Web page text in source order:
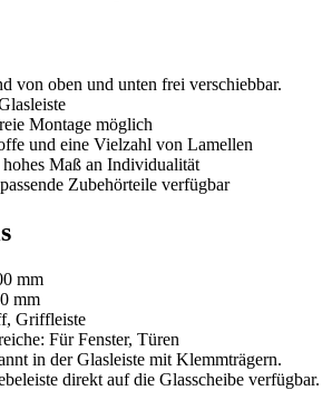
von oben und unten frei verschiebbar.
Montage möglich
und eine Vielzahl von Lamellen
Maß an Individualität
Zubehörteile verfügbar
mm
mm
Griffleiste
Für Fenster, Türen
in der Glasleiste mit Klemmträgern.
direkt auf die Glasscheibe verfügbar.